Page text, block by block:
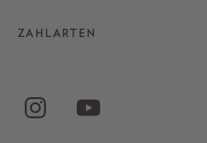
ZAHLARTEN